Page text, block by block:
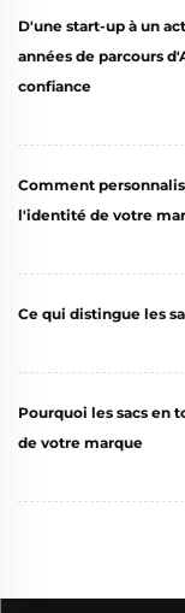
D'une start-up à un
années de parcours
confiance
Comment
l'identité de votre
Ce qui distingue les
Pourquoi les sacs en
de votre marque